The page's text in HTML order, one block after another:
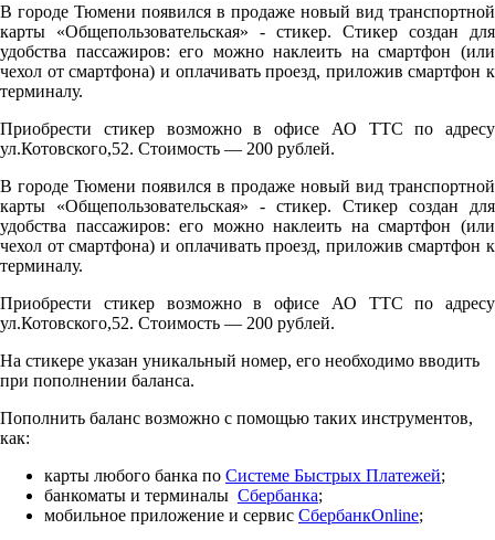
В городе Тюмени появился в продаже новый вид транспортной
карты «Общепользовательская» - стикер. Стикер создан для
удобства пассажиров: его можно наклеить на смартфон (или
чехол от смартфона) и оплачивать проезд, приложив смартфон к
терминалу.
Приобрести стикер возможно в офисе АО ТТС по адресу
ул.Котовского,52. Стоимость — 200 рублей.
В городе Тюмени появился в продаже новый вид транспортной
карты «Общепользовательская» - стикер. Стикер создан для
удобства пассажиров: его можно наклеить на смартфон (или
чехол от смартфона) и оплачивать проезд, приложив смартфон к
терминалу.
Приобрести стикер возможно в офисе АО ТТС по адресу
ул.Котовского,52. Стоимость — 200 рублей.
На стикере указан уникальный номер, его необходимо вводить
при пополнении баланса.
Пополнить баланс возможно с помощью таких инструментов,
как:
карты любого банка по Cистеме Быстрых Платежей;
банкоматы и терминалы Сбербанка;
мобильное приложение и сервис СбербанкOnline;